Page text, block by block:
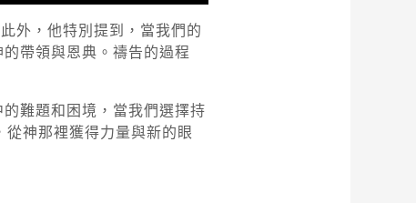
外，他特別提到，當我們的
帶領與恩典。禱告的過程
難題和困境，當我們選擇持
神那裡獲得力量與新的眼